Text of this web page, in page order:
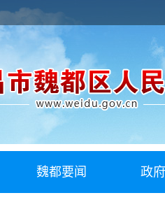
魏都要闻 政